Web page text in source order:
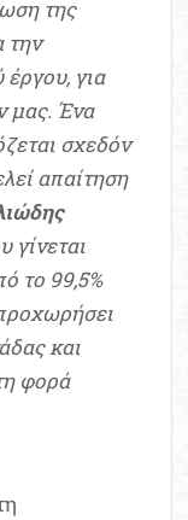
της
την
για
μας. Ένα
σχεδόν
απαίτηση
γίνεται
το 99,5%
και
φορά